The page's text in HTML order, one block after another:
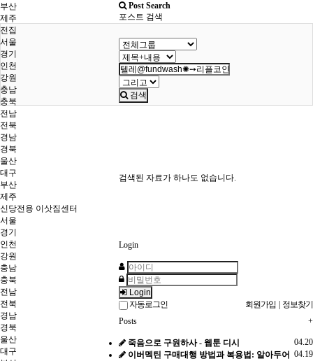
부산
제주
전집
서울
경기
인천
강원
충남
충북
전남
전북
경남
경북
울산
대구
부산
제주
신당전용 이삿짐센터
서울
경기
인천
강원
충남
충북
전남
전북
경남
경북
울산
대구
Post Search
포스트 검색
검색
검색된 자료가 하나도 없습니다.
Login
Login
자동로그인
회원가입
정보찾기
+
Posts
04.20
죽음으로 구원하사 - 웹툰 디시
04.19
이버멕틴 구매대행 방법과 복용법: 알아두어